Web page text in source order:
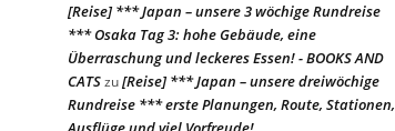
[Reise] *** Japan – unsere 3 wöchige Rundreise
*** Osaka Tag 3: hohe Gebäude, eine
Überraschung und leckeres Essen! - BOOKS AND
CATSzu[Reise] *** Japan – unsere dreiwöchige
Rundreise *** erste Planungen, Route, Stationen,